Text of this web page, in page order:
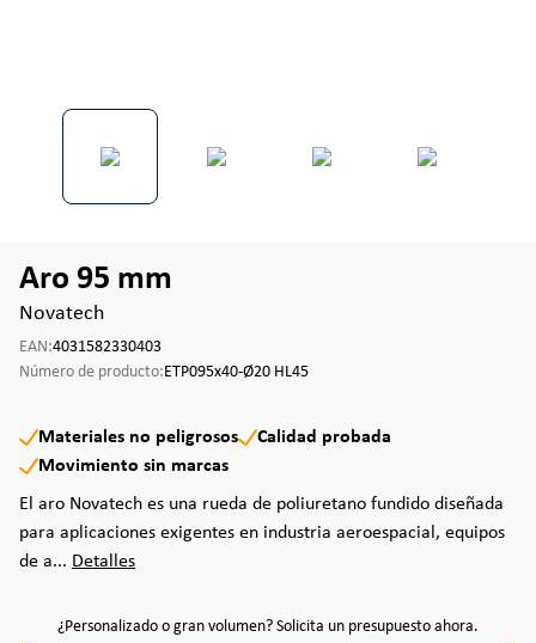
Aro 95 mm
Novatech
EAN:4031582330403
Número de producto:ETP095x40-Ø20 HL45
Materiales no peligrosos
Calidad probada
Movimiento sin marcas
El aro Novatech es una rueda de poliuretano fundido diseñada
para aplicaciones exigentes en industria aeroespacial, equipos
de a... Detalles
¿Personalizado o gran volumen? Solicita un presupuesto ahora.